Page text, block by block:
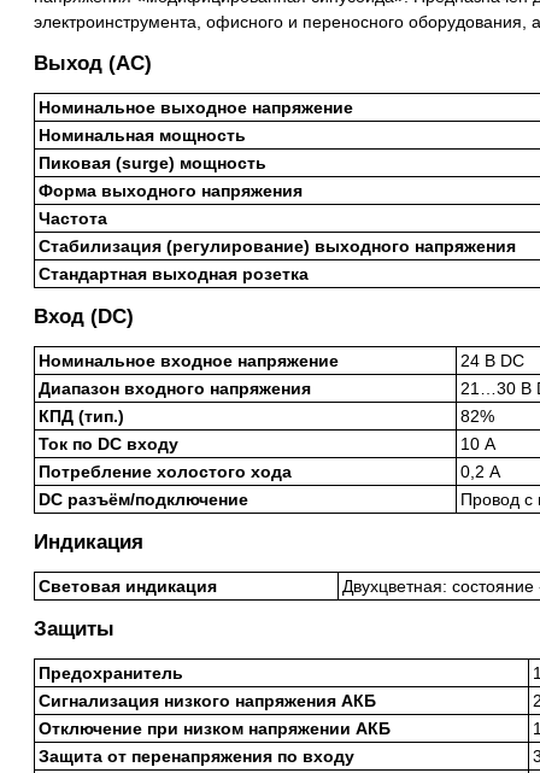
электроинструмента, офисного и переносного оборудования,
Выход (AC)
Номинальное выходное напряжение
Номинальная мощность
Пиковая (surge) мощность
Форма выходного напряжения
Частота
Стабилизация (регулирование) выходного напряжения
Стандартная выходная розетка
Вход (DC)
Номинальное входное напряжение
24 В DC
Диапазон входного напряжения
21…30 В
КПД (тип.)
82%
Ток по DC входу
10 А
Потребление холостого хода
0,2 А
DC разъём/подключение
Провод с
Индикация
Световая индикация Двухцветная:
Защиты
Предохранитель
Сигнализация низкого напряжения АКБ
Отключение при низком напряжении АКБ
Защита от перенапряжения по входу